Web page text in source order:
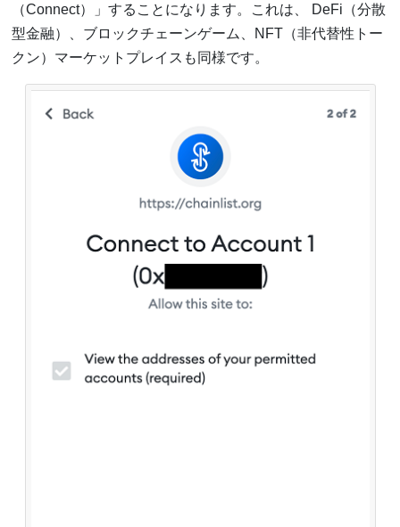
（Connect）」することになります。これは、 DeFi（分散
型金融）、ブロックチェーンゲーム、NFT（非代替性トー
クン）マーケットプレイスも同様です。